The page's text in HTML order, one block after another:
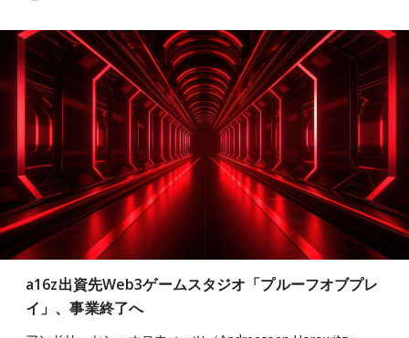
a16z出資先Web3ゲームスタジオ「プルーフオブプレ
イ」、事業終了へ